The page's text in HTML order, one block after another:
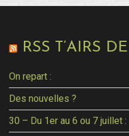
RSS T’AIRS
On repart :
Des nouvelles ?
30 – Du 1er au 6 ou 7 juillet